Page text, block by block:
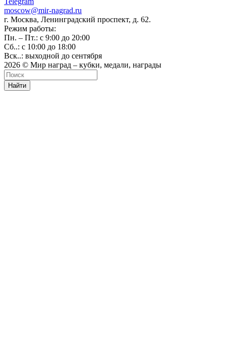
moscow@mir-nagrad.ru
г. Москва, Ленинградский проспект, д. 62.
Режим работы:
Пн. – Пт.: с 9:00 до 20:00
Сб..: с 10:00 до 18:00
Вск..: выходной до сентября
2026 © Мир наград – кубки, медали, награды
Найти